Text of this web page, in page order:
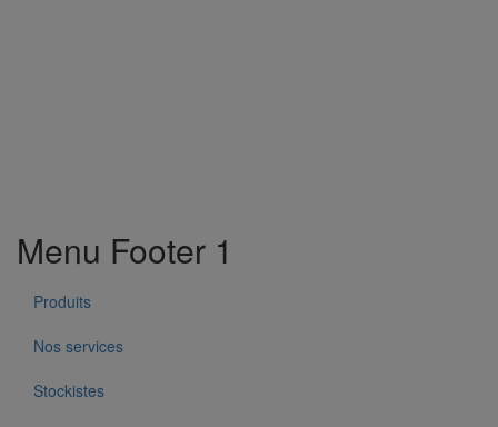
Menu Footer 1
Produits
Nos services
Stockistes